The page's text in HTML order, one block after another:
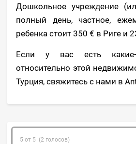
Дошкольное учреждение
полный день, частное,
ребенка стоит 350 € в Риге и
Если у вас есть какие-
относительно этой
Турция, свяжитесь с нами в
5 от 5 (2 голосов)